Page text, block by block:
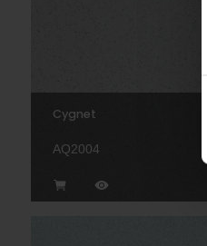
Cygnet
AQ2004